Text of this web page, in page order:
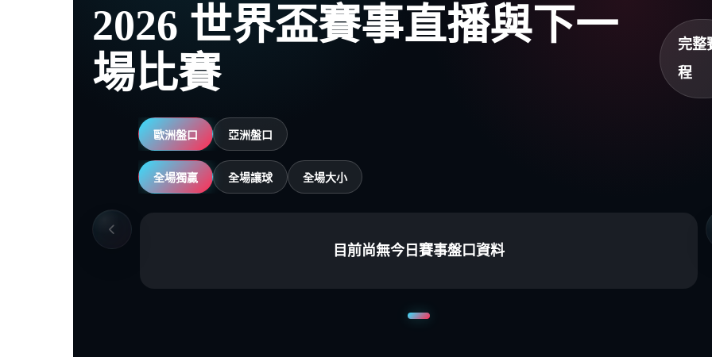
2026 世界盃賽事直播與下一
場比賽
完整
程
歐洲盤口 亞洲盤口
全場獨贏 全場讓球 全場大小
目前尚無今日賽事盤口資料